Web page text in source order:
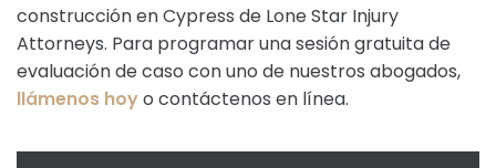
construcción en Cypress de Lone Star Injury
Attorneys. Para programar una sesión gratuita de
evaluación de caso con uno de nuestros abogados,
llámenos hoyo contáctenos en línea.